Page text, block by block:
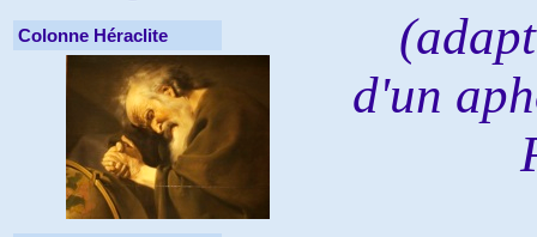
Colonne Héraclite
d'un